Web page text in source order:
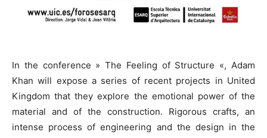
In the conference » The Feeling of Structure «, Adam
Khan will expose a series of recent projects in United
Kingdom that they explore the emotional power of the
material and of the construction. Rigorous crafts, an
intense process of engineering and the design in the